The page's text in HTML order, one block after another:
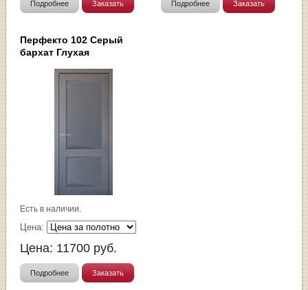
Подробнее Заказать Подробнее Заказать
Перфекто 102 Серый
бархат Глухая
Есть в наличии.
Цена:
Цена: 11700 руб.
Подробнее Заказать